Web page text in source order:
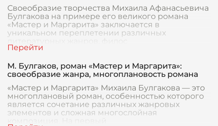
Своеобразие творчества Михаила Афанасьевича
Булгакова на примере его великого романа
«Мастер и Маргарита» заключается в
уникальном переплетении различных
М. Булгаков, роман «Мастер и Маргарита»:
своеобразие жанра, многоплановость романа
«Мастер и Маргарита» Михаила Булгакова — это
многоплановый роман, особенностью которого
является сочетание различных жанровых
элементов и сложная многослойная
композиция. На первый